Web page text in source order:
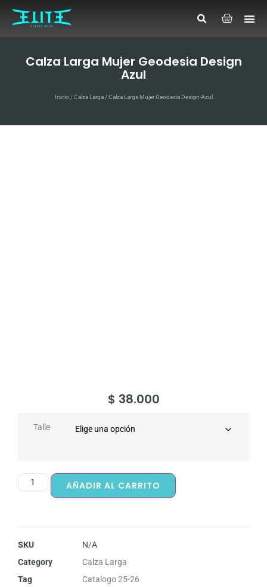
Calza Larga Mujer Geodesia Design
Azul
Inicio/Calza Larga/ Calza Larga Mujer Geodesia Design Azul
$ 38.000
Talle
AÑADIR AL CARRITO
SKU
N/A
Category
Calza Larga
Tag
Catalogo 25-26